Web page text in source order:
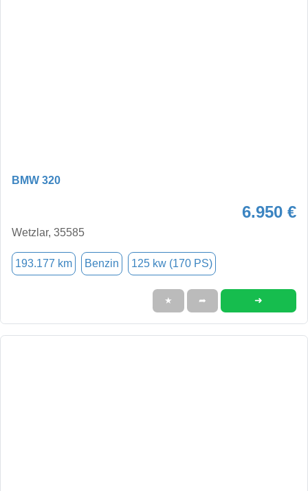
BMW 320
6.950 €
Wetzlar, 35585
193.177 km Benzin 125 kw (170 PS)
★ ➦ ➜